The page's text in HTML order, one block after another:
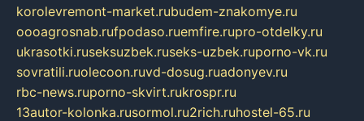
korolevremont-market.rubudem-znakomye.ru
oooagrosnab.rufpodaso.ruemfire.rupro-otdelky.ru
ukrasotki.ruseksuzbek.ruseks-uzbek.ruporno-vk.ru
sovratili.ruolecoon.ruvd-dosug.ruadonyev.ru
rbc-news.ruporno-skvirt.rukrospr.ru
13autor-kolonka.rusormol.ru2rich.ruhostel-65.ru